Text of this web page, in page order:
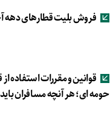
فروش بلیت قطارهای دهه
قوانین و مقررات استفاده
حومه ای؛ هر آنچه مسافران